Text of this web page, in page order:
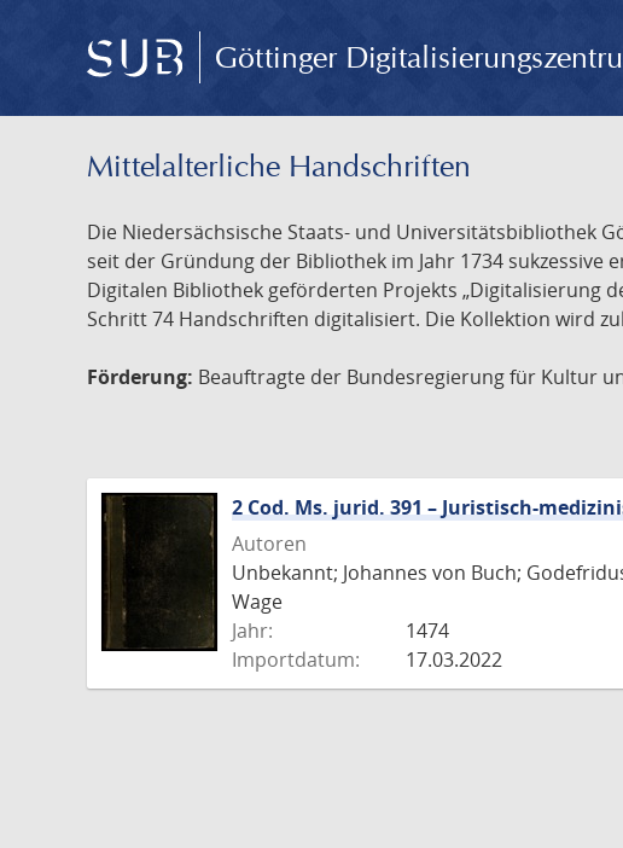
Göttinger
Mittelalterliche Handschriften
Die Niedersächsische Staats- und Universitätsbibliothek
seit der Gründung der Bibliothek im Jahr 1734
Digitalen Bibliothek geförderten Projekts „Digitalisierung
Schritt 74 Handschriften digitalisiert. Die Kollektion wird
Förderung: Beauftragte der Bundesregierung für Kultur
2 Cod. Ms. jurid. 391 – Juristisch-
Autoren
Unbekannt; Johannes von Buch;
Wage
Jahr:
1474
Importdatum:
17.03.2022